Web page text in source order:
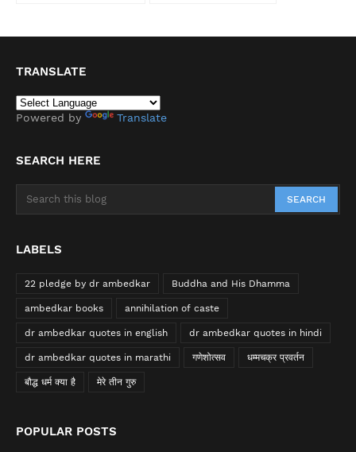
TRANSLATE
Powered by Translate
SEARCH HERE
LABELS
22 pledge by dr ambedkar Buddha and His Dhamma
ambedkar books annihilation of caste
dr ambedkar quotes in english dr ambedkar quotes in hindi
dr ambedkar quotes in marathi गणेशोत्सव धम्मचक्र प्रवर्तन
बौद्ध धर्म क्या है मेरे तीन गुरु
POPULAR POSTS